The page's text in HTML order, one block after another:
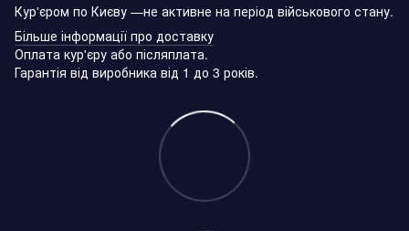
Кур'єром по Києву —не активне на період військового стану.
Більше інформації про доставку
Оплата кур'єру або післяплата.
Гарантія від виробника від 1 до 3 років.